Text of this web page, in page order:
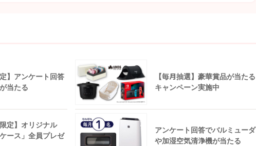
定】アンケート回答
当たる
【毎月抽選】豪華賞品が当たる
キャンペーン実施中
限定】オリジナル
ケース」全員プレゼ
アンケート回答でバルミューダ
や加湿空気清浄機が当たる